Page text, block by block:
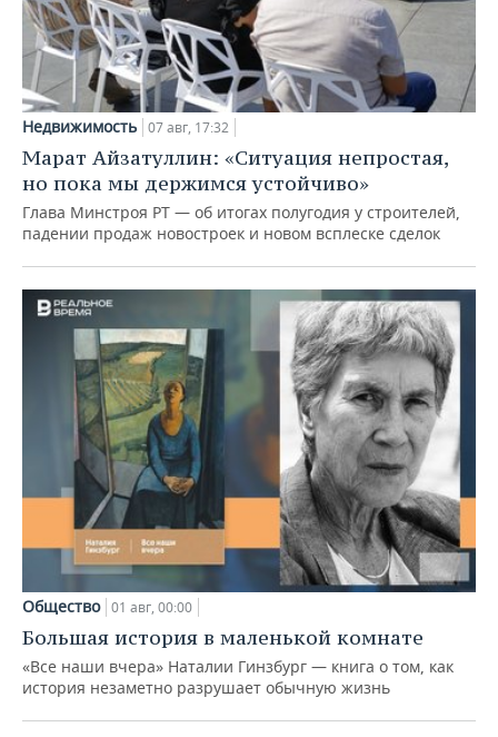
Недвижимость 07 авг, 17:32
Марат Айзатуллин: «Ситуация непростая,
но пока мы держимся устойчиво»
Глава Минстроя РТ — об итогах полугодия у строителей,
падении продаж новостроек и новом всплеске сделок
Общество 01 авг, 00:00
Большая история в маленькой комнате
«Все наши вчера» Наталии Гинзбург — книга о том, как
история незаметно разрушает обычную жизнь